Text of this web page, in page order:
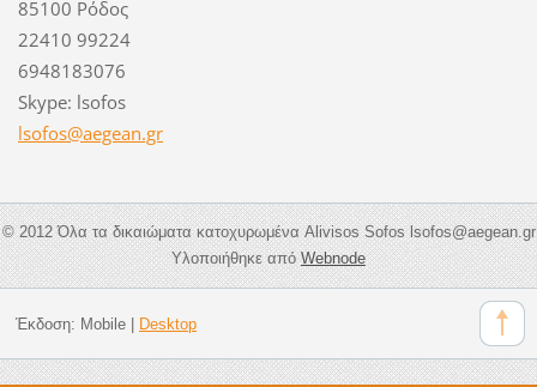
85100 Ρόδος
22410 99224
6948183076
Skype: lsofos
lsofos@aegean.gr
© 2012 Όλα τα δικαιώματα κατοχυρωμένα Alivisos Sofos lsofos@aegean.gr
Υλοποιήθηκε απόWebnode
Έκδοση: Mobile| Desktop